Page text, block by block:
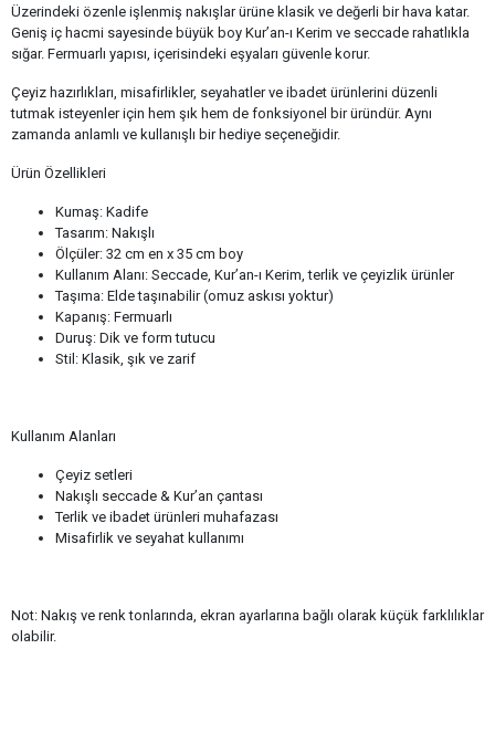
Üzerindeki özenle işlenmiş nakışlar ürüne klasik ve değerli bir hava katar.
Geniş iç hacmi sayesinde büyük boy Kur’an-ı Kerim ve seccade rahatlıkla
sığar. Fermuarlı yapısı, içerisindeki eşyaları güvenle korur.
Çeyiz hazırlıkları, misafirlikler, seyahatler ve ibadet ürünlerini düzenli
tutmak isteyenler için hem şık hem de fonksiyonel bir üründür. Aynı
zamanda anlamlı ve kullanışlı bir hediye seçeneğidir.
Ürün Özellikleri
Kumaş: Kadife
Tasarım: Nakışlı
Ölçüler: 32 cm en x 35 cm boy
Kullanım Alanı: Seccade, Kur’an-ı Kerim, terlik ve çeyizlik ürünler
Taşıma: Elde taşınabilir (omuz askısı yoktur)
Kapanış: Fermuarlı
Duruş: Dik ve form tutucu
Stil: Klasik, şık ve zarif
Kullanım Alanları
Çeyiz setleri
Nakışlı seccade & Kur’an çantası
Terlik ve ibadet ürünleri muhafazası
Misafirlik ve seyahat kullanımı
Not: Nakış ve renk tonlarında, ekran ayarlarına bağlı olarak küçük farklılıklar
olabilir.